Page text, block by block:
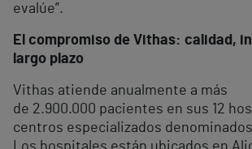
evalúe”.
El compromiso de Vithas: calidad,
largo plazo
Vithas atiende anualmente a más
de 2.900.000 pacientes en sus 12
centros especializados